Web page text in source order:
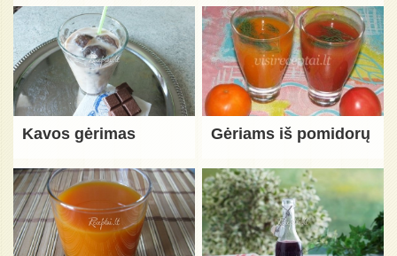
Kavos gėrimas Gėriams iš pomidorų